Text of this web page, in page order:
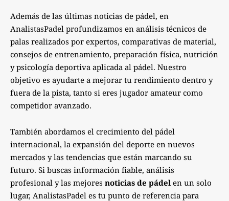
Además de las últimas noticias de pádel, en
AnalistasPadel profundizamos en análisis técnicos de
palas realizados por expertos, comparativas de material,
consejos de entrenamiento, preparación física, nutrición
y psicología deportiva aplicada al pádel. Nuestro
objetivo es ayudarte a mejorar tu rendimiento dentro y
fuera de la pista, tanto si eres jugador amateur como
competidor avanzado.
También abordamos el crecimiento del pádel
internacional, la expansión del deporte en nuevos
mercados y las tendencias que están marcando su
futuro. Si buscas información fiable, análisis
profesional y las mejores noticias de pádel en un solo
lugar, AnalistasPadel es tu punto de referencia para